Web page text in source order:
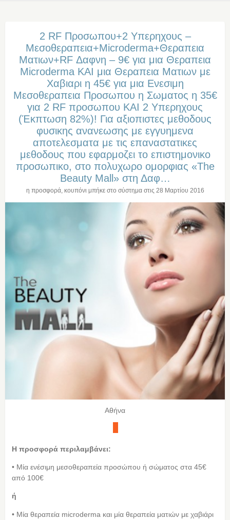
2 RF Προσωπου+2 Υπερηχους –
Μεσοθεραπεια+Microderma+Θεραπεια
Ματιων+RF Δαφνη – 9€ για μια Θεραπεια
Microderma ΚΑΙ μια Θεραπεια Ματιων με
Χαβιαρι η 45€ για μια Eνεσιμη
Mεσοθεραπεια Προσωπου η Σωματος η 35€
για 2 RF προσωπου ΚΑΙ 2 Υπερηχους
(Έκπτωση 82%)! Για αξιοπιστες μεθοδους
φυσικης ανανεωσης με εγγυημενα
αποτελεσματα με τις επαναστατικες
μεθοδους που εφαρμοζει το επιστημονικο
προσωπικο, στο πολυχωρο ομορφιας «The
Beauty Mall» στη Δαφ…
η προσφορά, κουπόνι μπήκε στο σύστημα στις 28 Μαρτίου 2016
Αθήνα
Η προσφορά περιλαμβάνει:
• Μία ενέσιμη μεσοθεραπεία προσώπου ή σώματος στα 45€
από 100€
ή
• Μία θεραπεία microderma και μία θεραπεία ματιών με χαβιάρι